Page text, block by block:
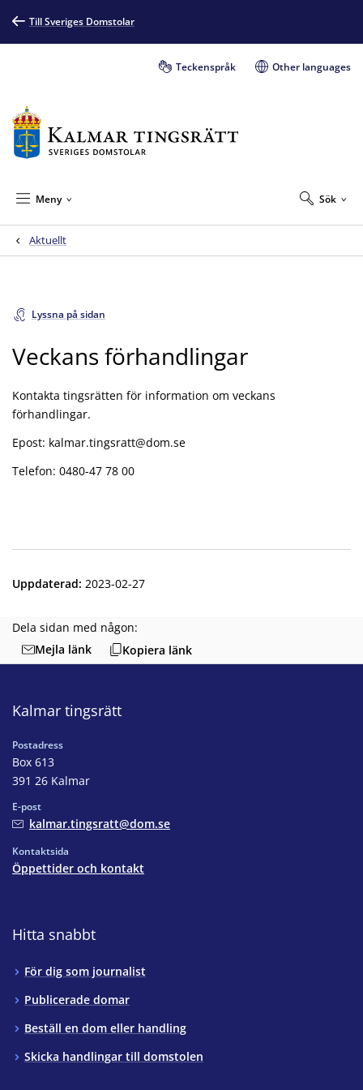
Till Sveriges Domstolar
Teckenspråk Other languages
Sök
Meny
Aktuellt
Lyssna på sidan
Veckans förhandlingar
Kontakta tingsrätten för information om veckans
förhandlingar.
Epost: kalmar.tingsratt@dom.se
Telefon: 0480-47 78 00
Uppdaterad: 2023-02-27
Dela sidan med någon:
Mejla länk
Kopiera länk
Kalmar tingsrätt
Postadress
Box 613
391 26 Kalmar
E-post
kalmar.tingsratt@dom.se
Kontaktsida
Öppettider och kontakt
Hitta snabbt
För dig som journalist
Publicerade domar
Beställ en dom eller handling
Skicka handlingar till domstolen